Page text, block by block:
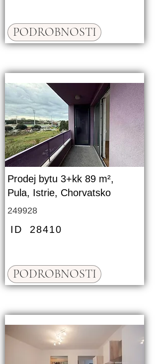
PODROBNOSTI
Prodej bytu 3+kk 89 m²,
Pula, Istrie, Chorvatsko
249928
ID 28410
PODROBNOSTI